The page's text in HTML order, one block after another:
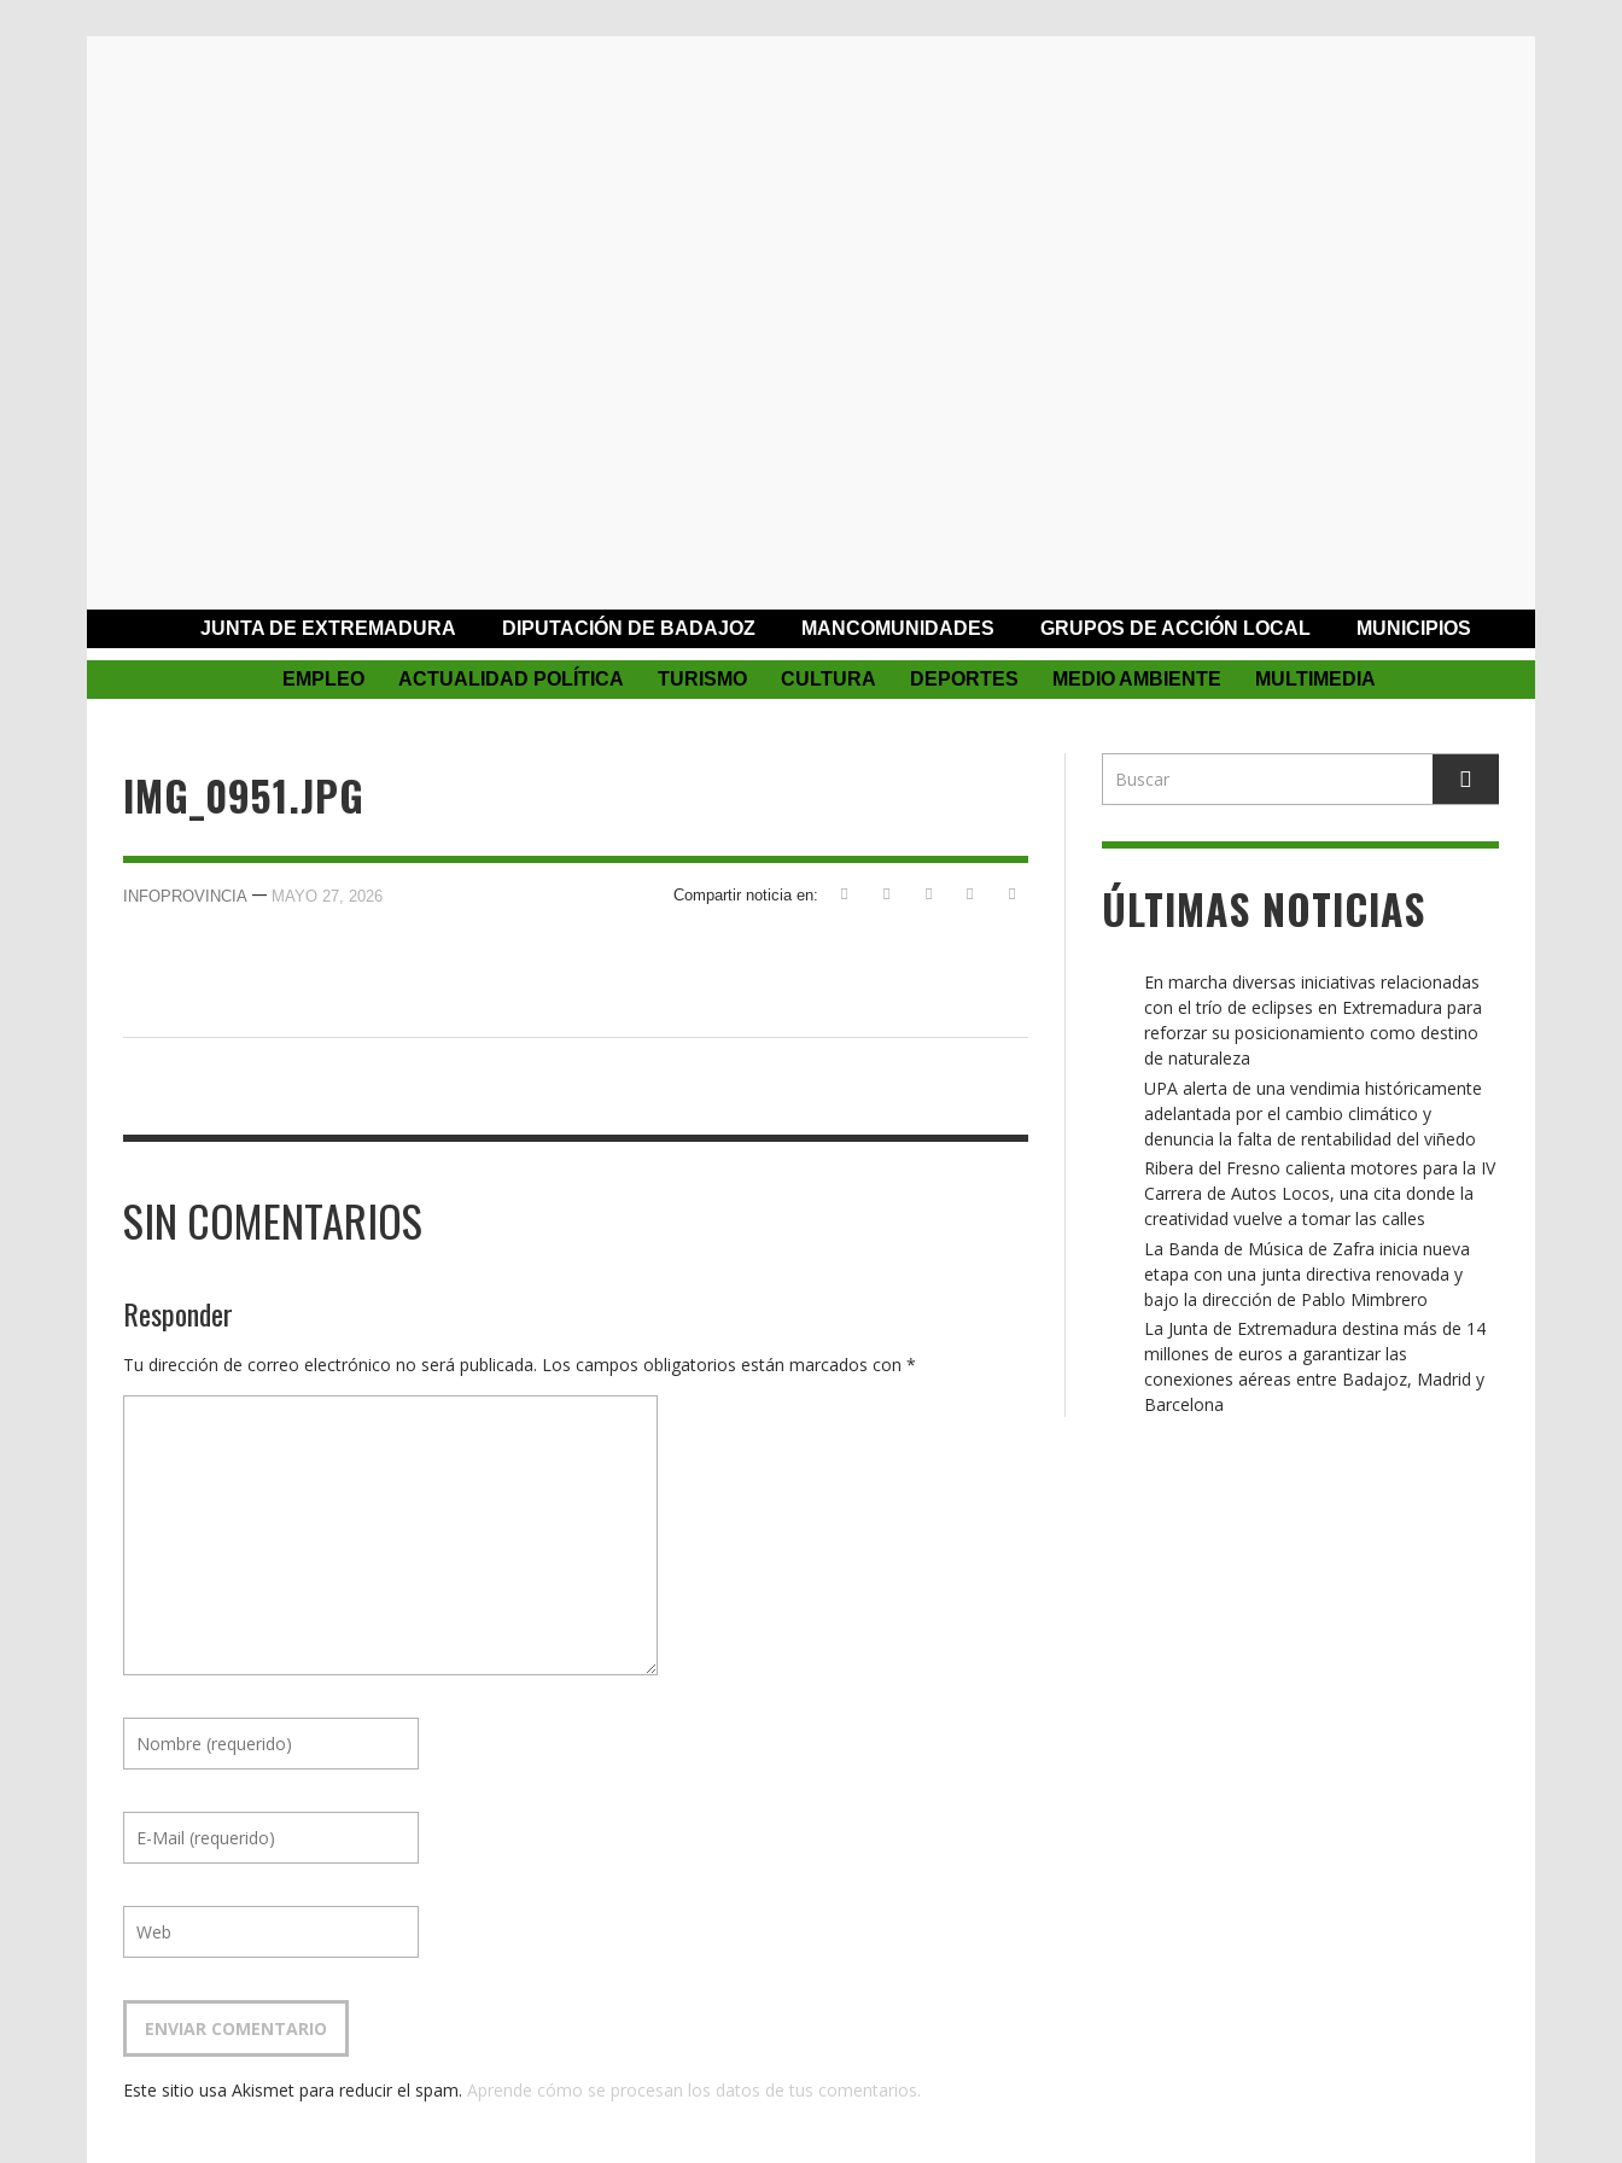
JUNTA DE EXTREMADURA DIPUTACIÓN DE BADAJOZ MANCOMUNIDADES GRUPOS DE ACCIÓN LOCAL MUNICIPIOS
EMPLEO ACTUALIDAD POLÍTICA TURISMO CULTURA DEPORTES MEDIO AMBIENTE MULTIMEDIA
IMG_0951.JPG
Compartir noticia en:
INFOPROVINCIA — MAYO 27, 2026
SIN COMENTARIOS
Responder
Tu dirección de correo electrónico no será publicada. Los campos obligatorios están marcados con *
Este sitio usa Akismet para reducir el spam. Aprende cómo se procesan los datos de tus comentarios.
ÚLTIMAS NOTICIAS
En marcha diversas iniciativas relacionadas
con el trío de eclipses en Extremadura para
reforzar su posicionamiento como destino
de naturaleza
UPA alerta de una vendimia históricamente
adelantada por el cambio climático y
denuncia la falta de rentabilidad del viñedo
Ribera del Fresno calienta motores para la IV
Carrera de Autos Locos, una cita donde la
creatividad vuelve a tomar las calles
La Banda de Música de Zafra inicia nueva
etapa con una junta directiva renovada y
bajo la dirección de Pablo Mimbrero
La Junta de Extremadura destina más de 14
millones de euros a garantizar las
conexiones aéreas entre Badajoz, Madrid y
Barcelona